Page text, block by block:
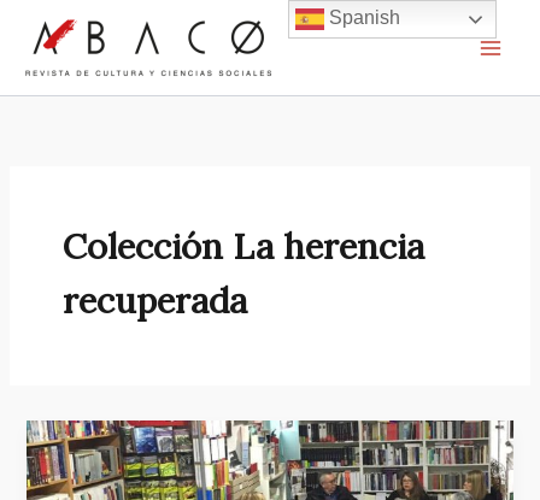
contenido
Colección La herencia
recuperada
Spanish